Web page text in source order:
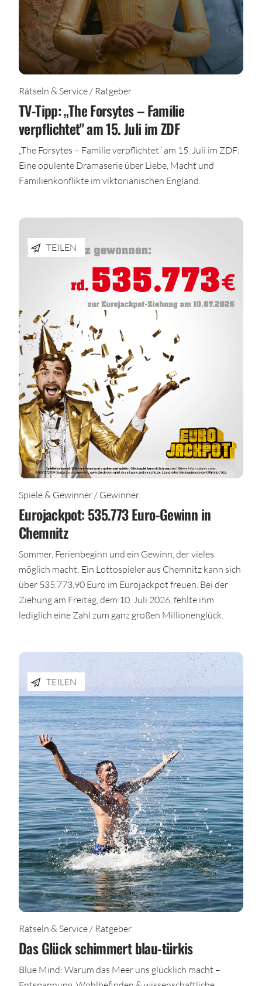
Rätseln & Service / Ratgeber
TV-Tipp: „The Forsytes – Familie
verpflichtet" am 15. Juli im ZDF
„The Forsytes – Familie verpflichtet“ am 15. Juli im ZDF:
Eine opulente Dramaserie über Liebe, Macht und
Familienkonflikte im viktorianischen England.
TEILEN
Spiele & Gewinner / Gewinner
Eurojackpot: 535.773 Euro-Gewinn in
Chemnitz
Sommer, Ferienbeginn und ein Gewinn, der vieles
möglich macht: Ein Lottospieler aus Chemnitz kann sich
über 535.773,90 Euro im Eurojackpot freuen. Bei der
Ziehung am Freitag, dem 10. Juli 2026, fehlte ihm
lediglich eine Zahl zum ganz großen Millionenglück.
TEILEN
Rätseln & Service / Ratgeber
Das Glück schimmert blau-türkis
Blue Mind: Warum das Meer uns glücklich macht –